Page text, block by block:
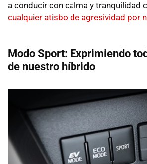
a conducir con calma y tranquilidad
cualquier atisbo de agresividad por
Modo Sport: Exprimiendo
de nuestro híbrido